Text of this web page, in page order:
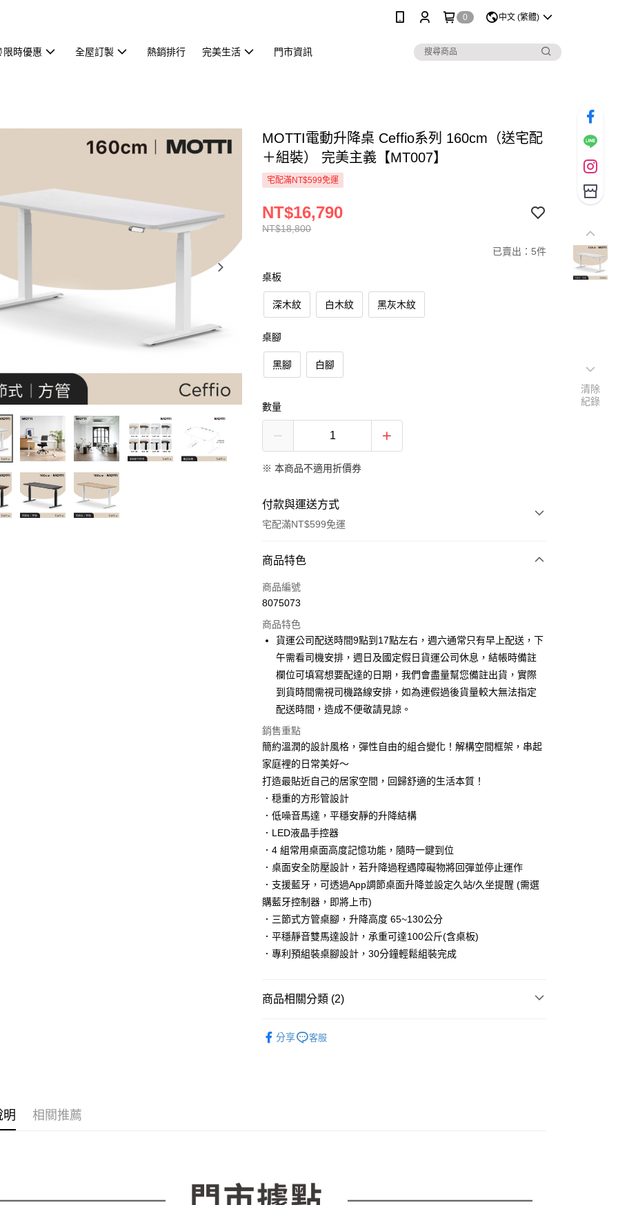
0 中文 (繁體)
限時優惠 全屋訂製 熱銷排行 完美生活 門市資訊
MOTTI電動升降桌 Ceffio系列 160cm（送宅配
＋組裝） 完美主義【MT007】
宅配滿NT$599免運
NT$18,800
NT$16,790
已賣出：5件
桌板
深木紋 白木紋 黑灰木紋
桌腳
黑腳 白腳
數量
※ 本商品不適用折價券
付款與運送方式
宅配滿NT$599免運
付款方式
信用卡一次付款
3 期 0 利率 每期 NT$5,596 21家銀行
合作金庫商業銀行
第一商業銀行
華南商業銀行
彰化商業銀行
國泰世華商業銀行
兆豐國際商業銀行
臺灣中小企業銀行
匯豐（台灣）商業銀行
聯邦商業銀行
遠東國際商業銀行
玉山商業銀行
台新國際商業銀行
中國信託商業銀行
台灣樂天信用卡公司
6 期 0 利率 每期NT$2,798 21家銀行
合作金庫商業銀行
第一商業銀行
華南商業銀行
彰化商業銀行
上海商業儲蓄銀行
臺灣中小企業銀行
匯豐（台灣）商業銀行
華泰商業銀行
聯邦商業銀行
元大商業銀行
永豐商業銀行
台新國際商業銀行
台灣樂天信用卡公司
LINE Pay
Apple Pay
街口支付
Google Pay
大哥付你分期
相關說明
【大哥付你分期使用說明】
1.本服務由台灣大哥大提供，台灣大哥大用戶可立即使用無須另外申請。
2.付款方式選擇「大哥付你分期」，訂單成立後會自動跳轉到大哥付的交易
流程，驗證手機門號後，選擇欲分期的期數、繳款截止日，確認付款後即
完成交易。
3.實際核准額度、可分期數及費用金額請依後續交易確認頁面所載為準。
消。如遇「轉專審核」未通過狀況，表示未達大哥付你分期系統評分，恕
無法說明評估內容。
【繳款方式說明】
1.分期款項不併入電信帳單，「大哥付你分期」於每月結算日後寄送繳費提
帳／街口支付／iPASS MONEY」等通路繳費。
1.本服務係由「台灣大哥大股份有限公司」（以下簡稱本公司）所提供，讓
AFTEE先享後付
相關說明
AFTEE先享後付是「在收到商品之後才付款」的支付方式。 讓您購物簡單
便利好安心！
１．簡單：不需註冊會員、不需綁卡、不需儲值。
２．便利：只要手機號碼，簡訊認證，即可結帳。
３．安心：先確認商品／服務後，再付款。
２．訂單成立數日內，您將收到繳費通知簡訊。
※ 請注意：結帳手續完成當下不需立刻繳費，但若您需要取消訂單，請聯
https://aftee.tw/terms/#terms3
３．未成年的使用者請事先徵得法定代理人或監護人之同意方可使用
ATM付款
運送方式
宅配
商品特色
商品編號
8075073
商品特色
貨運公司配送時間9點到17點左右，週六通常只有早上配送，下
午需看司機安排，週日及國定假日貨運公司休息，結帳時備註
欄位可填寫想要配達的日期，我們會盡量幫您備註出貨，實際
到貨時間需視司機路線安排，如為連假過後貨量較大無法指定
配送時間，造成不便敬請見諒。
銷售重點
簡約溫潤的設計風格，彈性自由的組合變化！解構空間框架，串起
家庭裡的日常美好～
打造最貼近自己的居家空間，回歸舒適的生活本質！
．穏重的方形管設計
．低噪音馬達，平穩安靜的升降結構
．LED液晶手控器
．4 組常用桌面高度記憶功能，隨時一鍵到位
．桌面安全防壓設計，若升降過程遇障礙物將回彈並停止運作
．支援藍牙，可透過App調節桌面升降並設定久站/久坐提醒 (需選
購藍牙控制器，即將上市)
．三節式方管桌腳，升降高度 65~130公分
．平穩靜音雙馬達設計，承重可達100公斤(含桌板)
．專利預組裝桌腳設計，30分鐘輕鬆組裝完成
商品相關分類 (2)
分享 客服
明 相關推薦
清除
紀錄